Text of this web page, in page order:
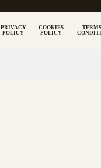
PRIVACY
POLICY
COOKIES
POLICY